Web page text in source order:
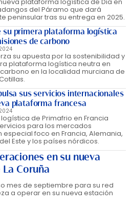
del Páramo que dará
peninsular tras su entrega en 2025.
su primera plataforma logística
de carbono
su apuesta por la sostenibilidad y
plataforma logística neutra en
en la localidad murciana de
sus servicios internacionales
plataforma francesa
de Primafrio en Francia
para los mercados
especial foco en Francia, Alemania,
Este y los países nórdicos.
en su nueva
Coruña
mes de septiembre para su red
a operar en su nueva estación